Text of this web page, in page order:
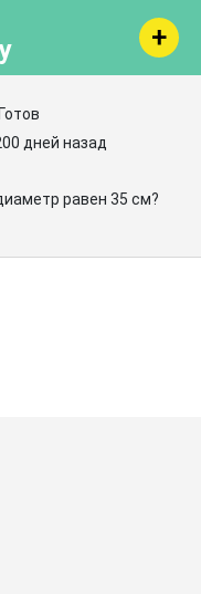
Готов
дней назад
равен 35 см?